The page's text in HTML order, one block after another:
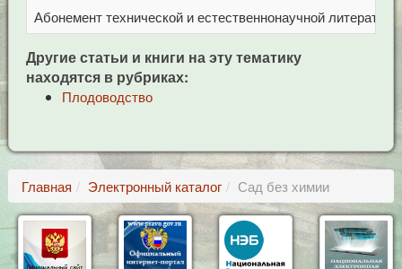
Абонемент технической и естественнонаучной литерат
Другие статьи и книги на эту тематику
находятся в рубриках:
Плодоводство
Главная Электронный каталог Сад без химии